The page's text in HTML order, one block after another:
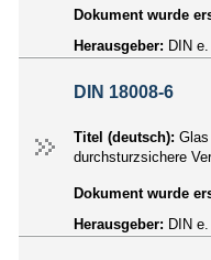
Dokument wurde
Herausgeber: DIN
DIN 18008-6
Titel (deutsch):
durchsturzsichere
Dokument wurde
Herausgeber: DIN